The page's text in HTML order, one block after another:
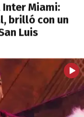
Inter Miami:
brilló con un
Luis